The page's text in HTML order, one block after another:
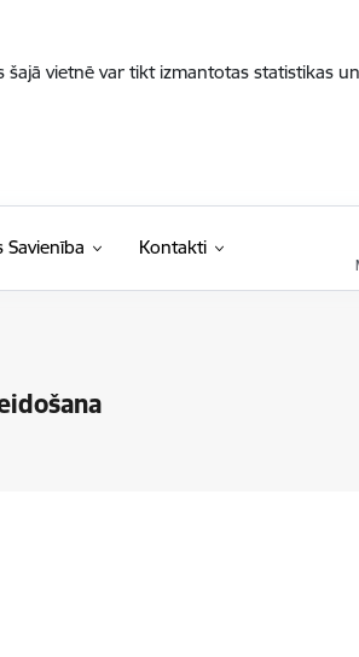
vietnē var tikt izmantotas statistikas
Savienība Kontakti